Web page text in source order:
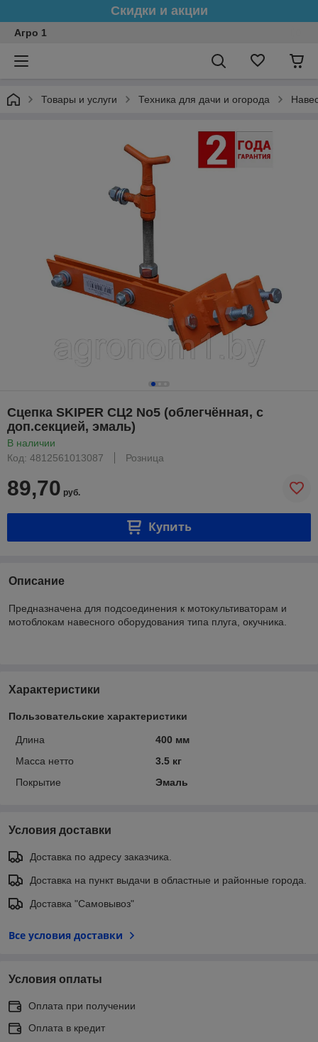
Скидки и акции
Агро 1
Товары и услуги Техника для дачи и огорода
Сцепка SKIPER СЦ2 No5 (облегчённая, с
доп.секцией, эмаль)
В наличии
Код: 4812561013087
Розница
89,70 руб.
Купить
Описание
Предназначена для подсоединения к мотокультиваторам и
мотоблокам навесного оборудования типа плуга, окучника.
Характеристики
Пользовательские характеристики
Длина
400 мм
Масса нетто
3.5 кг
Покрытие
Эмаль
Условия доставки
Доставка по адресу заказчика.
Доставка на пункт выдачи в областные и районные города.
Доставка "Самовывоз"
Все условия доставки
Условия оплаты
Оплата при получении
Оплата в кредит